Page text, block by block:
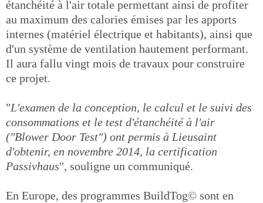
étanchéité à l'air totale permettant ainsi de profiter
au maximum des calories émises par les apports
internes (matériel électrique et habitants), ainsi que
d'un système de ventilation hautement performant.
Il aura fallu vingt mois de travaux pour construire
ce projet.
"L'examen de la conception, le calcul et le suivi des
consommations et le test d'étanchéité à l'air
("Blower Door Test") ont permis à Lieusaint
d'obtenir, en novembre 2014, la certification
Passivhaus", souligne un communiqué.
En Europe, des programmes BuildTog© sont en